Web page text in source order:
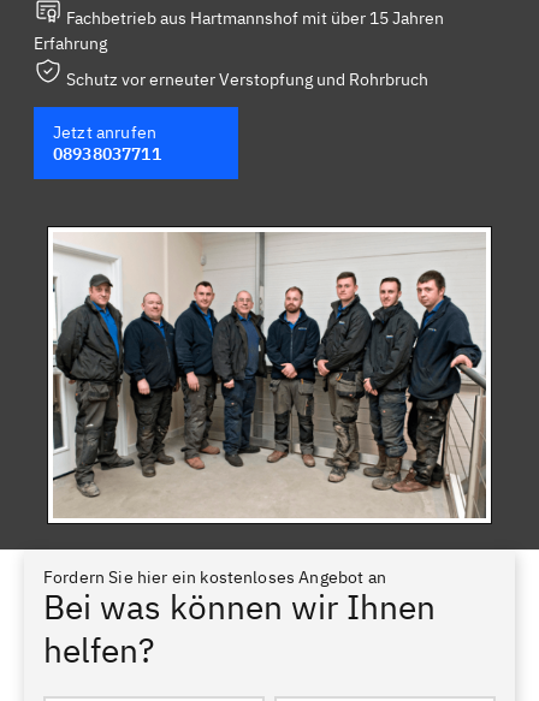
Fachbetrieb aus Hartmannshof mit über 15 Jahren
Erfahrung
Schutz vor erneuter Verstopfung und Rohrbruch
Jetzt anrufen
08938037711
Fordern Sie hier ein kostenloses Angebot an
Bei was können wir Ihnen
helfen?